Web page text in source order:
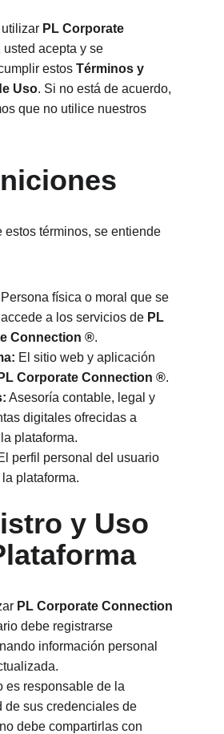
PL Corporate
usted acepta y se
estos Términos y
Uso. Si no está de acuerdo,
que no utilice nuestros
estos términos, se entiende
Persona física o moral que se
a los servicios de PL
Connection ®.
El sitio web y aplicación
PL Corporate Connection ®.
Asesoría contable, legal y
digitales ofrecidas a
plataforma.
perfil personal del usuario
plataforma.
y Uso
PL Corporate Connection
debe registrarse
información personal
es responsable de la
de sus credenciales de
debe compartirlas con